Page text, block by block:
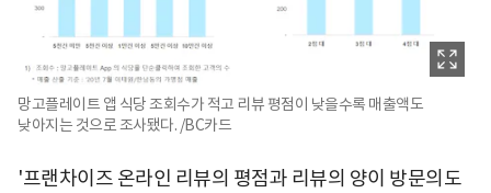
망고플레이트 앱 식당 조회수가 적고 리뷰 평점이 낮을수록 매출액도
낮아지는 것으로 조사됐다. /BC카드
'프랜차이즈 온라인 리뷰의 평점과 리뷰의 양이 방문의도